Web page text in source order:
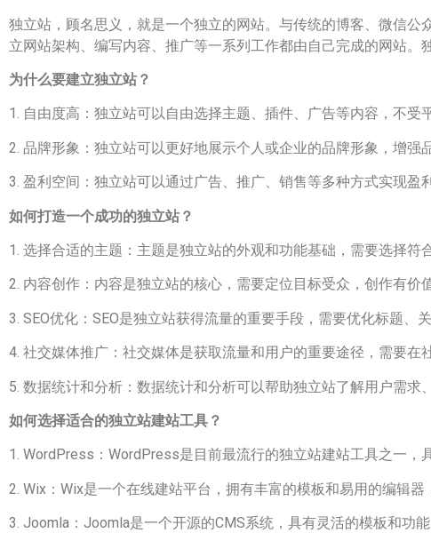
独立站，顾名思义，就是一个独立的网站。与传统的博客、微信
立网站架构、编写内容、推广等一系列工作都由自己完成的网站。
为什么要建立独立站？
1. 自由度高：独立站可以自由选择主题、插件、广告等内容，不受
2. 品牌形象：独立站可以更好地展示个人或企业的品牌形象，增强
3. 盈利空间：独立站可以通过广告、推广、销售等多种方式实现盈
如何打造一个成功的独立站？
1. 选择合适的主题：主题是独立站的外观和功能基础，需要选择符
2. 内容创作：内容是独立站的核心，需要定位目标受众，创作有价
3. SEO优化：SEO是独立站获得流量的重要手段，需要优化标题、
4. 社交媒体推广：社交媒体是获取流量和用户的重要途径，需要在
5. 数据统计和分析：数据统计和分析可以帮助独立站了解用户需求
如何选择适合的独立站建站工具？
1. WordPress：WordPress是目前最流行的独立站建站工具之一，
2. Wix：Wix是一个在线建站平台，拥有丰富的模板和易用的编辑器
3. Joomla：Joomla是一个开源的CMS系统，具有灵活的模板和功